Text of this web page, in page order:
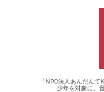
「NPO法人あんだん
少年を対象に、